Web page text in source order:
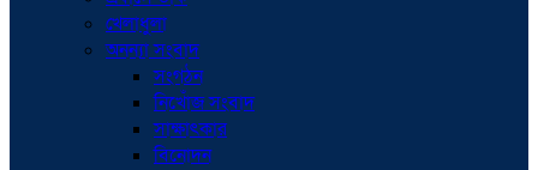
খেলাধুলা
অনন্যা সংবাদ
সংগঠন
নিখোঁজ সংবাদ
সাক্ষাৎকার
বিনোদন